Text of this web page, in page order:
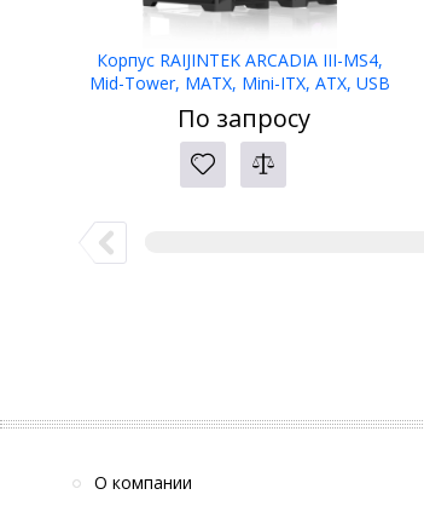
Корпус RAIJINTEK ARCADIA III-MS4,
Mid-Tower, MATX, Mini-ITX, ATX, USB
2.0 Type-A, USB 3.2 Gen 1 Type-A,
ARGB- 4x120мм,TG
По запросу
О компании